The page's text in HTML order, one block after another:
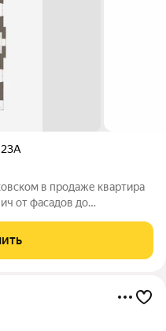
23А
в продаже квартира
от фасадов до
в отделке white box. 17-